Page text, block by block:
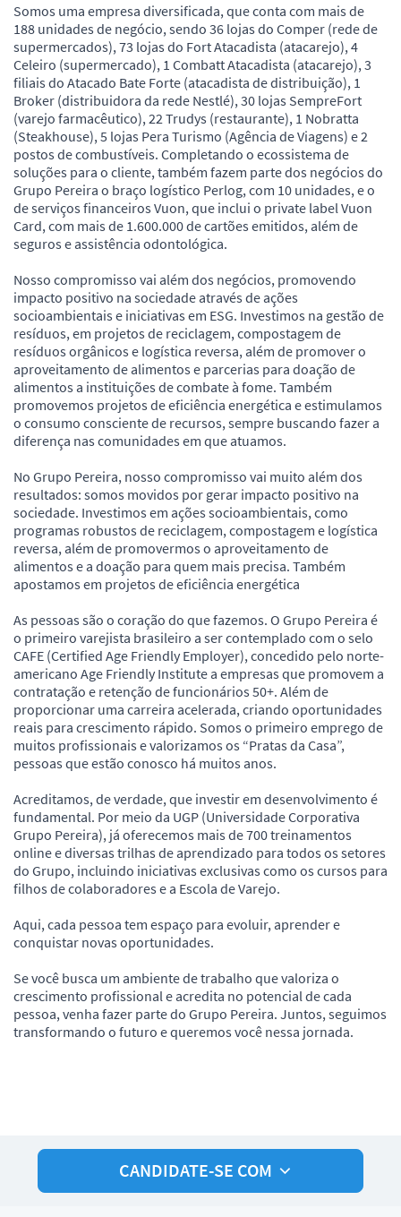
Somos uma empresa diversificada, que conta com mais de
188 unidades de negócio, sendo 36 lojas do Comper (rede de
supermercados), 73 lojas do Fort Atacadista (atacarejo), 4
Celeiro (supermercado), 1 Combatt Atacadista (atacarejo), 3
filiais do Atacado Bate Forte (atacadista de distribuição), 1
Broker (distribuidora da rede Nestlé), 30 lojas SempreFort
(varejo farmacêutico), 22 Trudys (restaurante), 1 Nobratta
(Steakhouse), 5 lojas Pera Turismo (Agência de Viagens) e 2
postos de combustíveis. Completando o ecossistema de
soluções para o cliente, também fazem parte dos negócios do
Grupo Pereira o braço logístico Perlog, com 10 unidades, e o
de serviços financeiros Vuon, que inclui o private label Vuon
Card, com mais de 1.600.000 de cartões emitidos, além de
seguros e assistência odontológica.
Nosso compromisso vai além dos negócios, promovendo
impacto positivo na sociedade através de ações
socioambientais e iniciativas em ESG. Investimos na gestão de
resíduos, em projetos de reciclagem, compostagem de
resíduos orgânicos e logística reversa, além de promover o
aproveitamento de alimentos e parcerias para doação de
alimentos a instituições de combate à fome. Também
promovemos projetos de eficiência energética e estimulamos
o consumo consciente de recursos, sempre buscando fazer a
diferença nas comunidades em que atuamos.
No Grupo Pereira, nosso compromisso vai muito além dos
resultados: somos movidos por gerar impacto positivo na
sociedade. Investimos em ações socioambientais, como
programas robustos de reciclagem, compostagem e logística
reversa, além de promovermos o aproveitamento de
alimentos e a doação para quem mais precisa. Também
apostamos em projetos de eficiência energética
As pessoas são o coração do que fazemos. O Grupo Pereira é
o primeiro varejista brasileiro a ser contemplado com o selo
CAFE (Certified Age Friendly Employer), concedido pelo norte-
americano Age Friendly Institute a empresas que promovem a
contratação e retenção de funcionários 50+. Além de
proporcionar uma carreira acelerada, criando oportunidades
reais para crescimento rápido. Somos o primeiro emprego de
muitos profissionais e valorizamos os “Pratas da Casa”,
pessoas que estão conosco há muitos anos.
Acreditamos, de verdade, que investir em desenvolvimento é
fundamental. Por meio da UGP (Universidade Corporativa
Grupo Pereira), já oferecemos mais de 700 treinamentos
online e diversas trilhas de aprendizado para todos os setores
do Grupo, incluindo iniciativas exclusivas como os cursos para
filhos de colaboradores e a Escola de Varejo.
Aqui, cada pessoa tem espaço para evoluir, aprender e
conquistar novas oportunidades.
Se você busca um ambiente de trabalho que valoriza o
crescimento profissional e acredita no potencial de cada
pessoa, venha fazer parte do Grupo Pereira. Juntos, seguimos
transformando o futuro e queremos você nessa jornada.
CANDIDATE-SE COM